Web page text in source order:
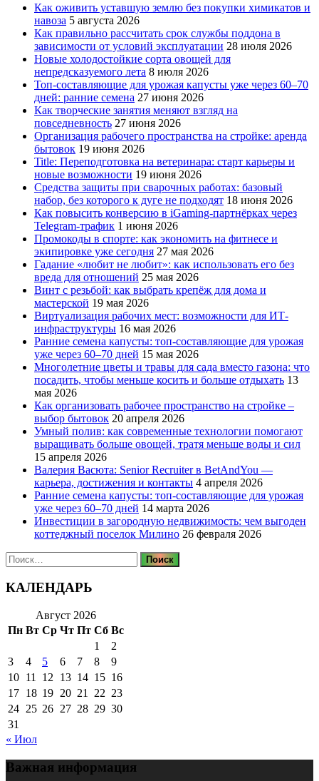
Как оживить уставшую землю без покупки химикатов и
навоза 5 августа 2026
Как правильно рассчитать срок службы поддона в
зависимости от условий эксплуатации 28 июля 2026
Новые холодостойкие сорта овощей для
непредсказуемого лета 8 июля 2026
Топ-составляющие для урожая капусты уже через 60–70
дней: ранние семена 27 июня 2026
Как творческие занятия меняют взгляд на
повседневность 27 июня 2026
Организация рабочего пространства на стройке: аренда
бытовок 19 июня 2026
Title: Переподготовка на ветеринара: старт карьеры и
новые возможности 19 июня 2026
Средства защиты при сварочных работах: базовый
набор, без которого к дуге не подходят 18 июня 2026
Как повысить конверсию в iGaming-партнёрках через
Telegram-трафик 1 июня 2026
Промокоды в спорте: как экономить на фитнесе и
экипировке уже сегодня 27 мая 2026
Гадание «любит не любит»: как использовать его без
вреда для отношений 25 мая 2026
Винт с резьбой: как выбрать крепёж для дома и
мастерской 19 мая 2026
Виртуализация рабочих мест: возможности для ИТ-
инфраструктуры 16 мая 2026
Ранние семена капусты: топ‑составляющие для урожая
уже через 60–70 дней 15 мая 2026
Многолетние цветы и травы для сада вместо газона: что
посадить, чтобы меньше косить и больше отдыхать 13
мая 2026
Как организовать рабочее пространство на стройке –
выбор бытовок 20 апреля 2026
Умный полив: как современные технологии помогают
выращивать больше овощей, тратя меньше воды и сил
15 апреля 2026
Валерия Васюта: Senior Recruiter в BetAndYou —
карьера, достижения и контакты 4 апреля 2026
Ранние семена капусты: топ‑составляющие для урожая
уже через 60–70 дней 14 марта 2026
Инвестиции в загородную недвижимость: чем выгоден
коттеджный поселок Милино 26 февраля 2026
Найти:
КАЛЕНДАРЬ
Август 2026
Пн Вт Ср Чт Пт Сб Вс
1
2
3
4 5 6 7 8
9
10 11 12 13 14 15 16
17 18 19 20 21 22 23
24 25 26 27 28 29 30
31
« Июл
Важная информация